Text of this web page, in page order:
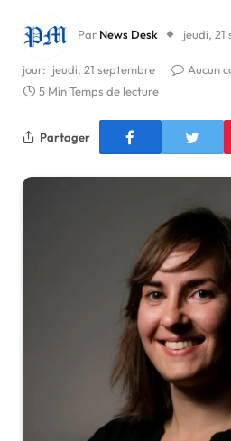
Par News Desk jeudi,
jour: jeudi, 21 septembre
Aucun
5 Min Temps de lecture
Partager